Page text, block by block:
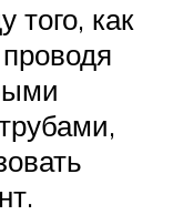
того, как